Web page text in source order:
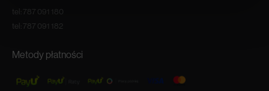
tel: 787 091 180
tel: 787 091 182
Metody płatności